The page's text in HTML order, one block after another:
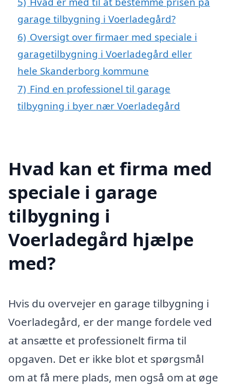
garage tilbygning i Voerladegård?
6) Oversigt over firmaer med speciale i
garagetilbygning i Voerladegård eller
hele Skanderborg kommune
7) Find en professionel til garage
tilbygning i byer nær Voerladegård
Hvad kan et firma med
speciale i garage
tilbygning i
Voerladegård hjælpe
med?
Hvis du overvejer en garage tilbygning i
Voerladegård, er der mange fordele ved
at ansætte et professionelt firma til
opgaven. Det er ikke blot et spørgsmål
om at få mere plads, men også om at øge